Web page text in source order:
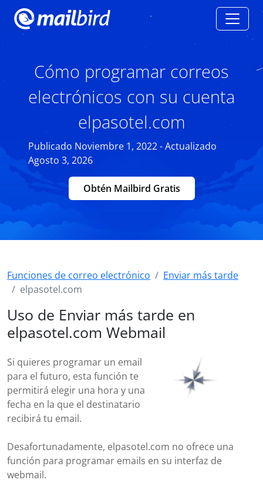
Cómo programar correos
electrónicos con su cuenta
elpasotel.com
Publicado Noviembre 1, 2022 - Actualizado
Agosto 3, 2026
Obtén Mailbird Gratis
Funciones de correo electrónico
Enviar más tarde
elpasotel.com
Uso de Enviar más tarde en
elpasotel.com Webmail
Si quieres programar un email
para el futuro, esta función te
permitirá elegir una hora y una
fecha en la que el destinatario
recibirá tu email.
Desafortunadamente, elpasotel.com no ofrece una
función para programar emails en su interfaz de
webmail.